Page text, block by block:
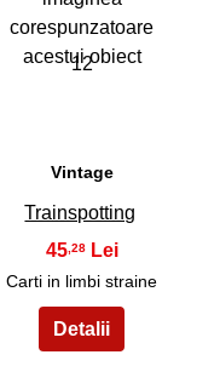
12
Vintage
Trainspotting
45,28
Carti in limbi straine